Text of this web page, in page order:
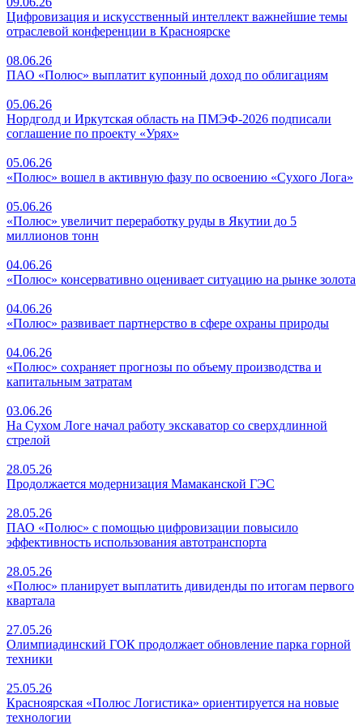
Цифровизация и искусственный интеллект важнейшие темы
отраслевой конференции в Красноярске
08.06.26
ПАО «Полюс» выплатит купонный доход по облигациям
05.06.26
Нордголд и Иркутская область на ПМЭФ-2026 подписали
соглашение по проекту «Урях»
05.06.26
«Полюс» вошел в активную фазу по освоению «Сухого Лога»
05.06.26
«Полюс» увеличит переработку руды в Якутии до 5
миллионов тонн
04.06.26
«Полюс» консервативно оценивает ситуацию на рынке золота
04.06.26
«Полюс» развивает партнерство в сфере охраны природы
04.06.26
«Полюс» сохраняет прогнозы по объему производства и
капитальным затратам
03.06.26
На Сухом Логе начал работу экскаватор со сверхдлинной
стрелой
28.05.26
Продолжается модернизация Мамаканской ГЭС
28.05.26
ПАО «Полюс» с помощью цифровизации повысило
эффективность использования автотранспорта
28.05.26
«Полюс» планирует выплатить дивиденды по итогам первого
квартала
27.05.26
Олимпиадинский ГОК продолжает обновление парка горной
техники
25.05.26
Красноярская «Полюс Логистика» ориентируется на новые
технологии